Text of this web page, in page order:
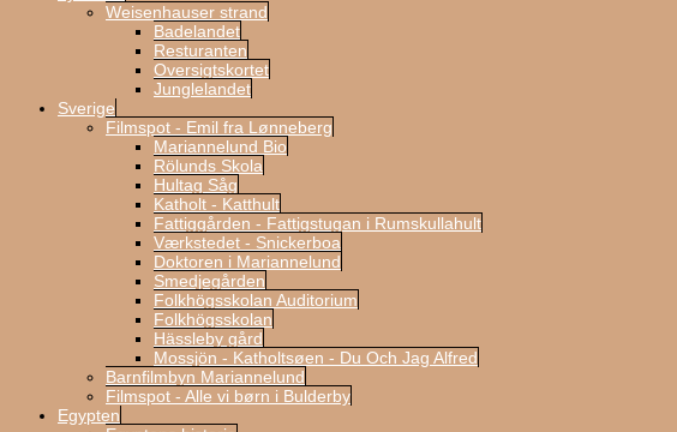
Weisenhauser strand
Badelandet
Resturanten
Oversigtskortet
Junglelandet
Sverige
Filmspot - Emil fra Lønneberg
Mariannelund Bio
Rölunds Skola
Hultag Såg
Katholt - Katthult
Fattiggården - Fattigstugan i Rumskullahult
Værkstedet - Snickerboa
Doktoren i Mariannelund
Smedjegården
Folkhögsskolan Auditorium
Folkhögsskolan
Hässleby gård
Mossjön - Katholtsøen - Du Och Jag Alfred
Barnfilmbyn Mariannelund
Filmspot - Alle vi børn i Bulderby
Egypten